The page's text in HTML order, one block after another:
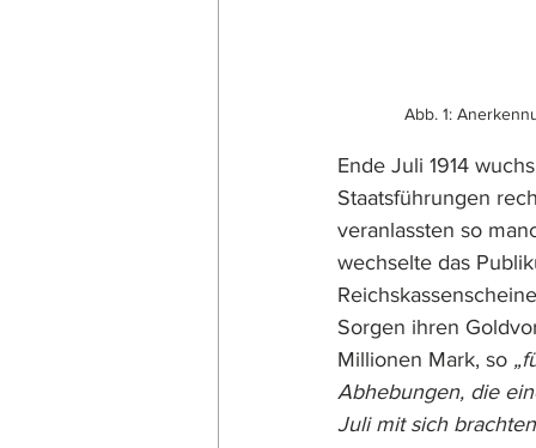
Abb. 1:
Ende Juli 1914
Staatsführungen
veranlassten so
wechselte das
Sorgen ihren
Millionen Mark, so
Abhebungen, die
Juli mit sich